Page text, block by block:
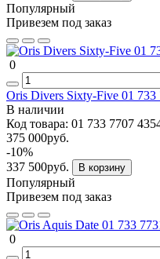
Популярный
Привезем под заказ
0
Oris Divers Sixty-Five 01 733
В наличии
Код товара: 01 733 7707
375 000руб.
-10%
337 500руб.
В корзину
Популярный
Привезем под заказ
0